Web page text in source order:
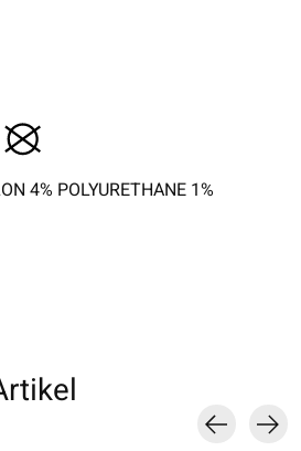
4% POLYURETHANE 1%